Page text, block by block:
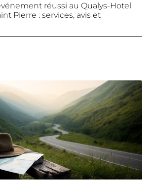
réussi au Qualys-Hotel
Pierre : services, avis et